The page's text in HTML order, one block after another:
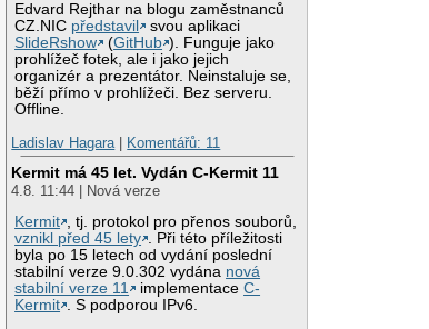
Edvard Rejthar na blogu zaměstnanců
CZ.NIC představil
svou aplikaci
SlideRshow
(GitHub ). Funguje jako
prohlížeč fotek, ale i jako jejich
organizér a prezentátor. Neinstaluje se,
běží přímo v prohlížeči. Bez serveru.
Offline.
Ladislav Hagara| Komentářů: 11
Kermit má 45 let. Vydán C-Kermit 11
4.8. 11:44 | Nová verze
Kermit , tj. protokol pro přenos souborů,
vznikl před 45 lety . Při této příležitosti
byla po 15 letech od vydání poslední
stabilní verze 9.0.302 vydána nová
stabilní verze 11
implementaceC-
Kermit . S podporou IPv6.